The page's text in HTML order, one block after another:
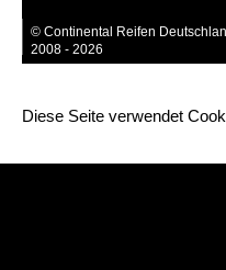
© Continental Reifen
2008 - 2026
Diese Seite verwendet